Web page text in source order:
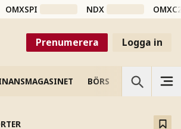
OMXSPI NDX
Prenumerera Logga in
BÖRS VETENSKAP